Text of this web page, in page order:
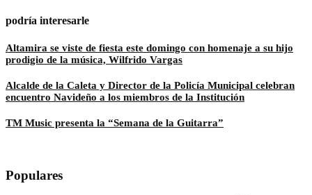
podría interesarle
Altamira se viste de fiesta este domingo con homenaje a su hijo
prodigio de la música, Wilfrido Vargas
Alcalde de la Caleta y Director de la Policía Municipal celebran
encuentro Navideño a los miembros de la Institución
TM Music presenta la “Semana de la Guitarra”
Populares